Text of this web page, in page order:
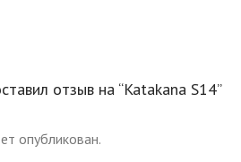
отзыв на “Katakana S14”
опубликован.